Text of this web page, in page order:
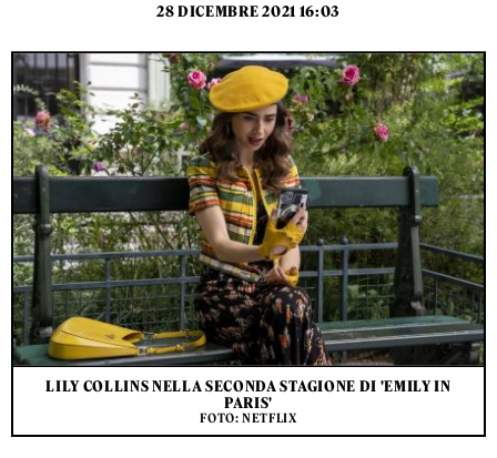
28 DICEMBRE 2021 16:03
LILY COLLINS NELLA SECONDA STAGIONE DI 'EMILY IN
PARIS'
FOTO: NETFLIX